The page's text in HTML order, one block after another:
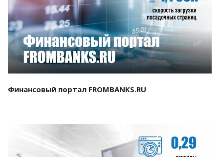
Смотреть проект
Финансовый портал FROMBANKS.RU